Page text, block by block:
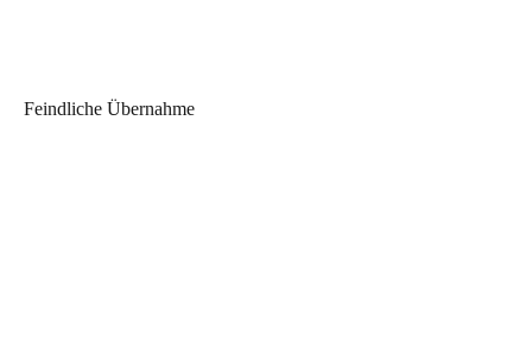
Feindliche Übernahme